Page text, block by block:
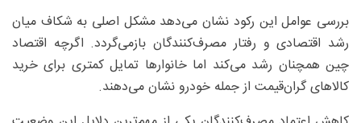
بررسی عوامل این رکود نشان می‌دهد مشکل اصلی به شکاف میان
رشد اقتصادی و رفتار مصرف‌کنندگان بازمی‌گردد. اگرچه اقتصاد
چین همچنان رشد می‌کند اما خانوارها تمایل کمتری برای خرید
کالاهای گران‌قیمت از جمله خودرو نشان می‌دهند.